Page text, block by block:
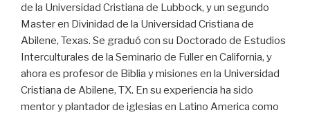
de la Universidad Cristiana de Lubbock, y un segundo
Master en Divinidad de la Universidad Cristiana de
Abilene, Texas. Se graduó con su Doctorado de Estudios
Interculturales de la Seminario de Fuller en California, y
ahora es profesor de Biblia y misiones en la Universidad
Cristiana de Abilene, TX. En su experiencia ha sido
mentor y plantador de iglesias en Latino America como